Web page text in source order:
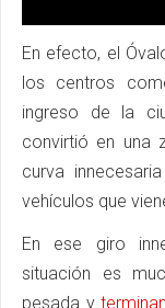
En efecto, el
los centros
ingreso de la
convirtió en una
curva
vehículos que
En ese giro
situación es
pesada y